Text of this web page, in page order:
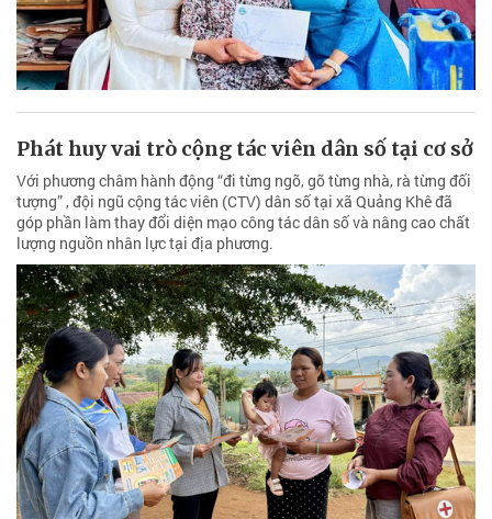
Phát huy vai trò cộng tác viên dân số tại cơ sở
Với phương châm hành động “đi từng ngõ, gõ từng nhà, rà từng đối
tượng” , đội ngũ cộng tác viên (CTV) dân số tại xã Quảng Khê đã
góp phần làm thay đổi diện mạo công tác dân số và nâng cao chất
lượng nguồn nhân lực tại địa phương.